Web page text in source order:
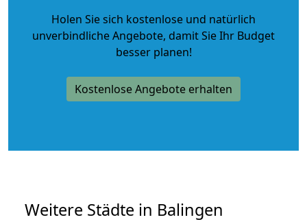
Holen Sie sich kostenlose und natürlich
unverbindliche Angebote, damit Sie Ihr Budget
besser planen!
Kostenlose Angebote erhalten
Weitere Städte in Balingen